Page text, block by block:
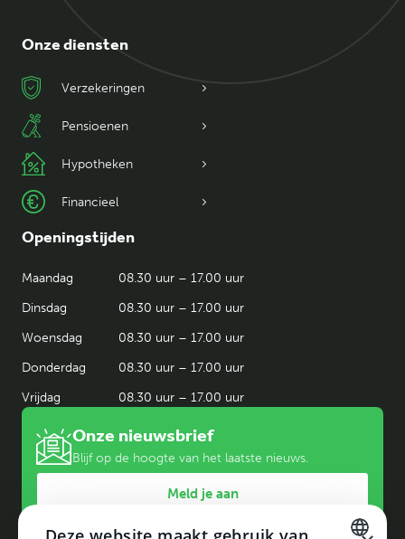
Onze diensten
Verzekeringen
Pensioenen
Hypotheken
Financieel
Openingstijden
Maandag
08.30 uur – 17.00 uur
Dinsdag
08.30 uur – 17.00 uur
Woensdag
08.30 uur – 17.00 uur
Donderdag
08.30 uur – 17.00 uur
Vrijdag
08.30 uur – 17.00 uur
Onze nieuwsbrief
Blijf op de hoogte van het laatste nieuws.
Meld je aan